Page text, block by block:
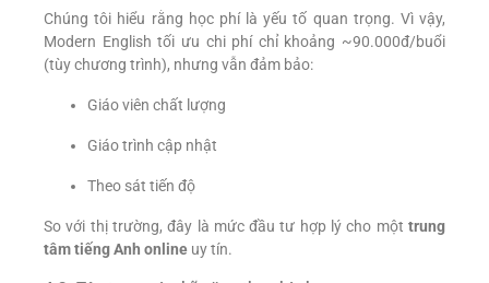
Chúng tôi hiểu rằng học phí là yếu tố quan trọng. Vì vậy,
Modern English tối ưu chi phí chỉ khoảng ~90.000đ/buổi
(tùy chương trình), nhưng vẫn đảm bảo:
Giáo viên chất lượng
Giáo trình cập nhật
Theo sát tiến độ
So với thị trường, đây là mức đầu tư hợp lý cho một trung
tâm tiếng Anh online uy tín.